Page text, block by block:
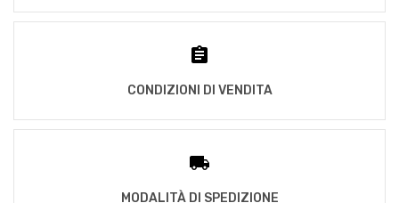
CONDIZIONI DI VENDITA
MODALITÀ DI SPEDIZIONE